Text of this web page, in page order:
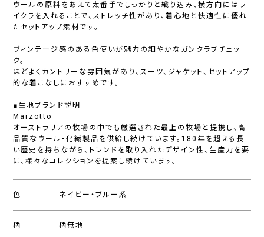
ウールの原料をあえて太番手でしっかりと織り込み、横方向にはラ
イクラを入れることで、ストレッチ性があり、着心地と快適性に優れ
たセットアップ素材です。
ヴィンテージ感のある色使いが魅力の細やかなガンクラブチェッ
ク。
ほどよくカントリーな雰囲気があり、スーツ、ジャケット、セットアップ
的な着こなしにおすすめです。
■生地ブランド説明
Marzotto
オーストラリアの牧場の中でも厳選された最上の牧場と提携し、高
品質なウール・化繊製品を供給し続けています。180年を超える長
い歴史を持ちながら、トレンドを取り入れたデザイン性、生産力を要
に、様々なコレクションを提案し続けています。
色 ネイビー・ブルー系
柄 柄無地